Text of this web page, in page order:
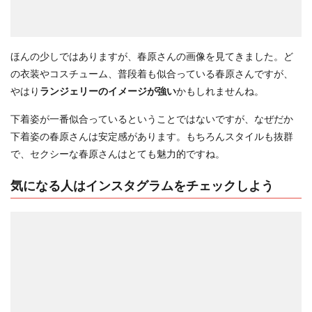
ほんの少しではありますが、春原さんの画像を見てきました。ど
の衣装やコスチューム、普段着も似合っている春原さんですが、
やはり ランジェリーのイメージが強いかもしれませんね。
下着姿が一番似合っているということではないですが、なぜだか
下着姿の春原さんは安定感があります。もちろんスタイルも抜群
で、セクシーな春原さんはとても魅力的ですね。
気になる人はインスタグラムをチェックしよう